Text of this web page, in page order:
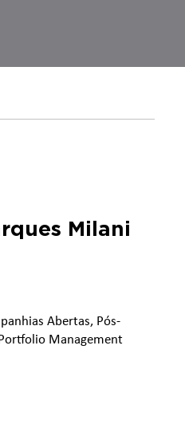
Milani
Abertas, Pós-
Management